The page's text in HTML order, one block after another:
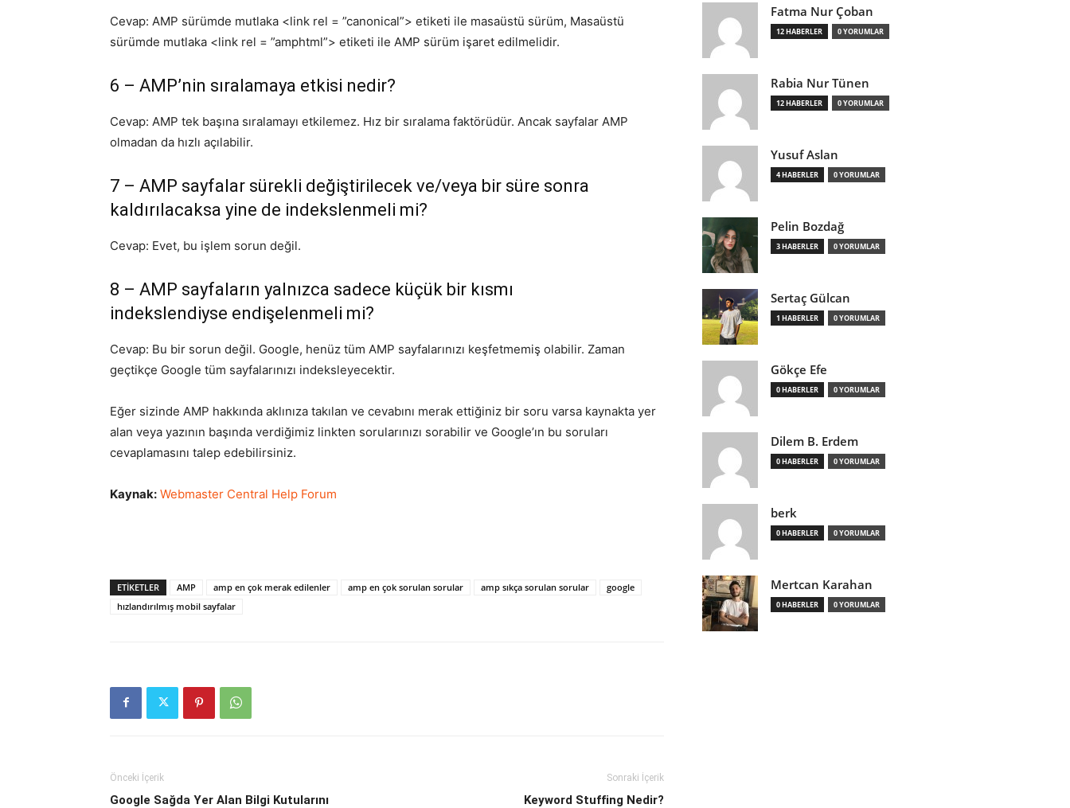
Cevap: AMP sürümde mutlaka <link rel = ”canonical”> etiketi ile masaüstü sürüm, Masaüstü
sürümde mutlaka <link rel = ”amphtml”> etiketi ile AMP sürüm işaret edilmelidir.
6 – AMP’nin sıralamaya etkisi nedir?
Cevap: AMP tek başına sıralamayı etkilemez. Hız bir sıralama faktörüdür. Ancak sayfalar AMP
olmadan da hızlı açılabilir.
7 – AMP sayfalar sürekli değiştirilecek ve/veya bir süre sonra
kaldırılacaksa yine de indekslenmeli mi?
Cevap: Evet, bu işlem sorun değil.
8 – AMP sayfaların yalnızca sadece küçük bir kısmı
indekslendiyse endişelenmeli mi?
Cevap: Bu bir sorun değil. Google, henüz tüm AMP sayfalarınızı keşfetmemiş olabilir. Zaman
geçtikçe Google tüm sayfalarınızı indeksleyecektir.
Eğer sizinde AMP hakkında aklınıza takılan ve cevabını merak ettiğiniz bir soru varsa kaynakta yer
alan veya yazının başında verdiğimiz linkten sorularınızı sorabilir ve Google’ın bu soruları
cevaplamasını talep edebilirsiniz.
Kaynak: Webmaster Central Help Forum
ETIKETLER AMP amp en çok merak edilenler amp en çok sorulan sorular amp sıkça sorulan sorular
google
hızlandırılmış mobil sayfalar
Önceki İçerik
Google Sağda Yer Alan Bilgi Kutularını
Sonraki İçerik
Keyword Stuffing Nedir?
Fatma Nur Çoban
12 HABERLER 0 YORUMLAR
Rabia Nur Tünen
12 HABERLER 0 YORUMLAR
Yusuf Aslan
4 HABERLER 0 YORUMLAR
Pelin Bozdağ
3 HABERLER 0 YORUMLAR
Sertaç Gülcan
1 HABERLER 0 YORUMLAR
Gökçe Efe
0 HABERLER 0 YORUMLAR
Dilem B. Erdem
0 HABERLER 0 YORUMLAR
berk
0 HABERLER 0 YORUMLAR
Mertcan Karahan
0 HABERLER 0 YORUMLAR